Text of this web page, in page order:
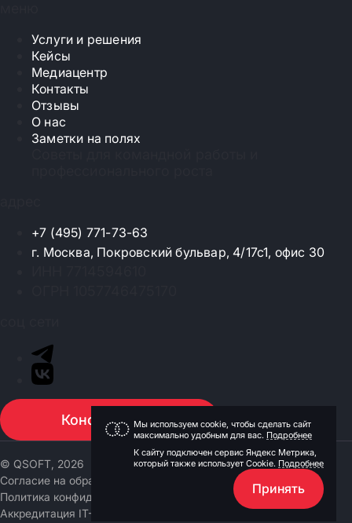
Мы используем cookie, чтобы сделать сайт
максимально удобным для вас. Подробнее
К сайту подключен сервис Яндекс Метрика,
который также использует Cookie. Подробнее
Принять
Услуги и решения
Кейсы
Медиацентр
Контакты
Отзывы
О нас
Заметки на полях
+7 (495) 771-73-63
г. Москва, Покровский бульвар, 4/17с1, офис 30
Консультация
© QSOFT, 2026
Согласие на обработку персональных данных
Политика конфиденциальности
Аккредитация IT-компании